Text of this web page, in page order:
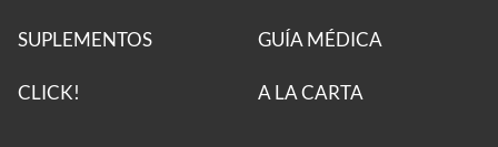
SUPLEMENTOS
CLICK!
GUÍA MÉDICA
A LA CARTA